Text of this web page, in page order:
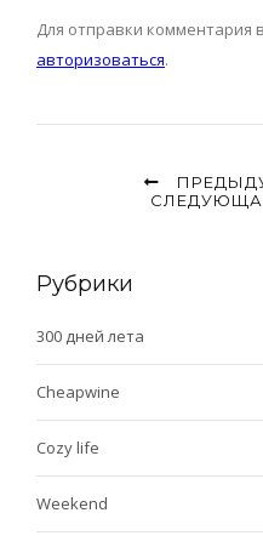
Для отправки комментария
авторизоваться.
Рубрики
300 дней лета
Cheapwine
Cozy life
Weekend